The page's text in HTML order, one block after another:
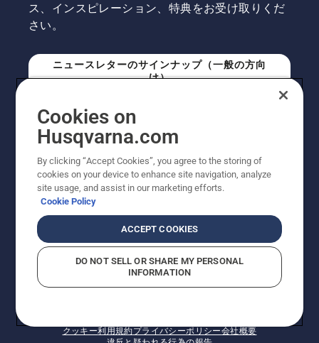
ス、インスピレーション、特典をお受け取りくだ
さい。
ニュースレターのサインナップ（一般の方向
け）
ニュースレターのサインアップ（プロの方向
け）
© Husqvarna AB (publ). All rights reserved. 表示価格
は、メーカー希望小売価格 (税込) です。掲載写真は一部
クッキー利用規約プライバシーポリシー会社概要
Cookies on
Husqvarna.com
By clicking “Accept Cookies”, you agree to the storing of
cookies on your device to enhance site navigation, analyze
site usage, and assist in our marketing efforts.
Cookie Policy
ACCEPT COOKIES
DO NOT SELL OR SHARE MY PERSONAL
INFORMATION